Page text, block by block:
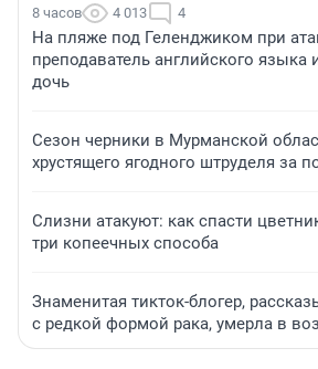
8 часов 4 013 4
На пляже под Геленджиком при
преподаватель английского языка
дочь
Сезон черники в Мурманской
хрустящего ягодного штруделя за
Слизни атакуют: как спасти
три копеечных способа
Знаменитая тикток-блогер,
с редкой формой рака, умерла в